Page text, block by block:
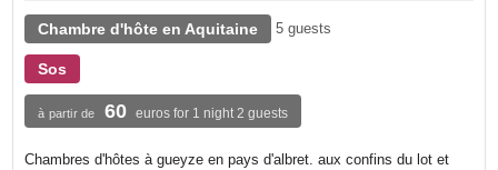
Chambre d'hôte en Aquitaine 5 guests
Sos
à partir de 60 euros for 1 night 2 guests
Chambres d'hôtes à gueyze en pays d'albret. aux confins du lot et